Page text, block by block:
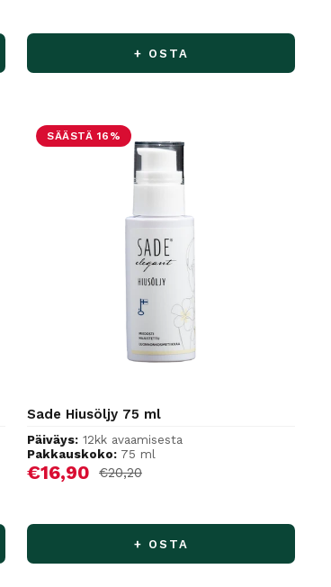
+ OSTA
SÄÄSTÄ 16%
Sade Hiusöljy 75 ml
Päiväys: 12kk avaamisesta
Pakkauskoko: 75 ml
Alennushinta
€16,90 Normaalihinta
€20,20
+ OSTA